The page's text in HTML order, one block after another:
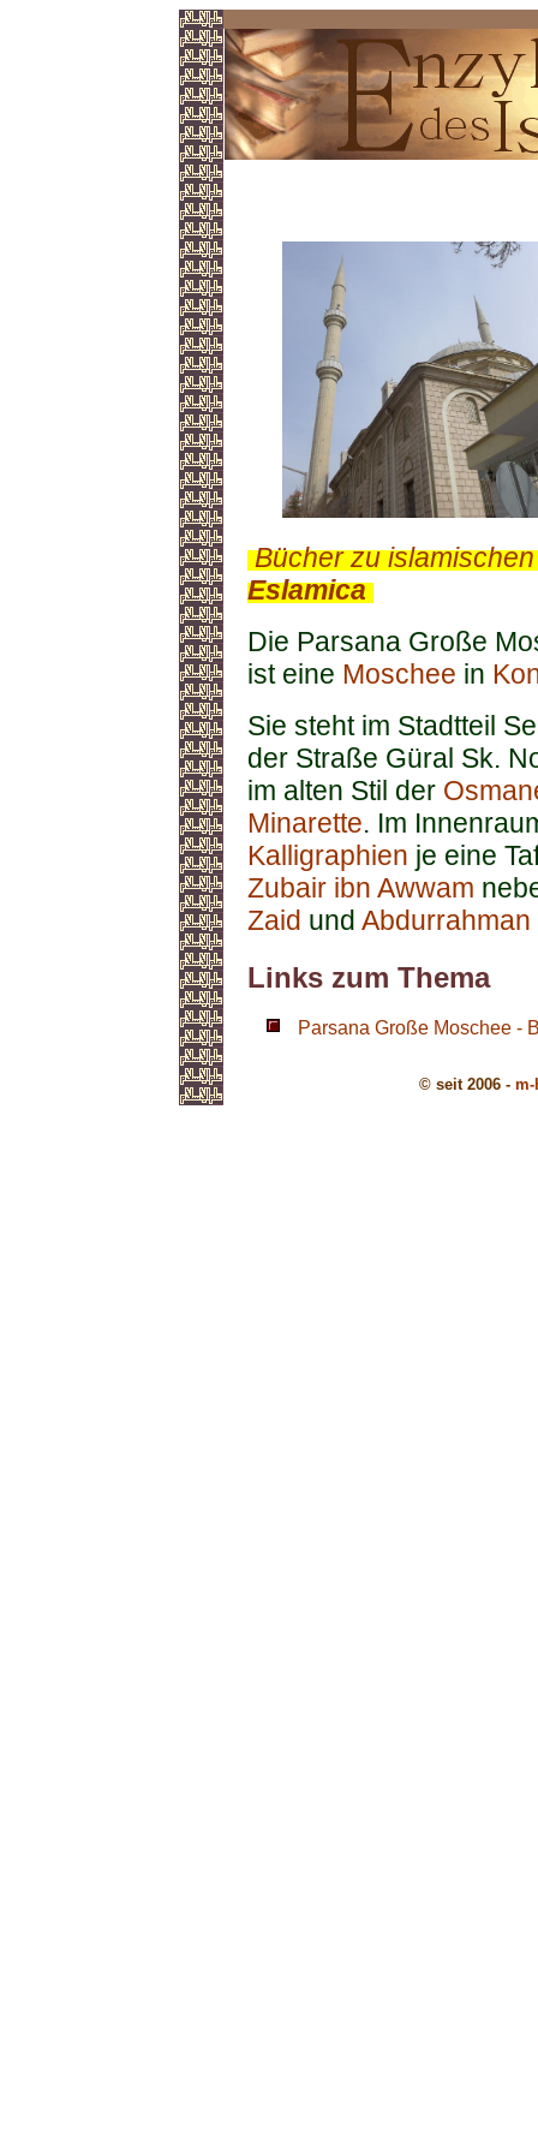
.Bücher zu
Eslamica.
Die Parsana Große
ist eine Moschee in
Sie steht im Stadtteil
der Straße Güral Sk.
im alten Stil der
Minarette. Im
Kalligraphien je eine
Zubair ibn Awwam
Zaid und Abdurrahman
Links zum Thema
Parsana Große Moschee -
© seit 2006 - m-